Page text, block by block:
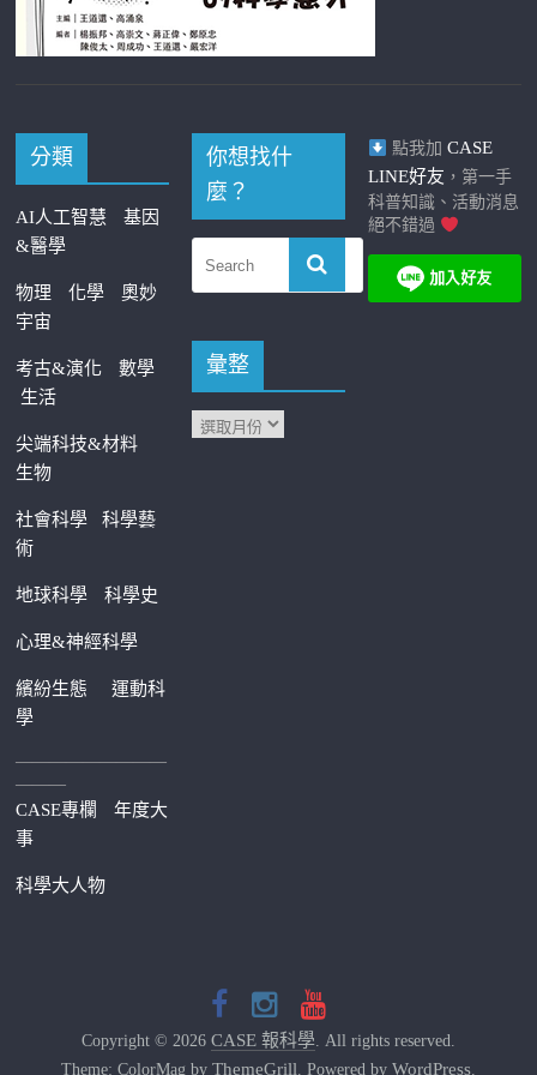
分類
AI人工智慧
基因
&醫學
物理 化學
奧妙
宇宙
考古&演化
數學
生活
尖端科技&材料
生物
社會科學科學藝
術
地球科學 科學史
心理&神經科學
繽紛生態運動科
學
—————————
———
CASE專欄
年度大
事
科學大人物
你想找什
麼？
彙整
點我加 CASE
LINE好友 ，第一手
科普知識、活動消息
絕不錯過
Copyright © 2026 CASE 報科學. All rights reserved.
Theme: ColorMag by ThemeGrill. Powered by WordPress.